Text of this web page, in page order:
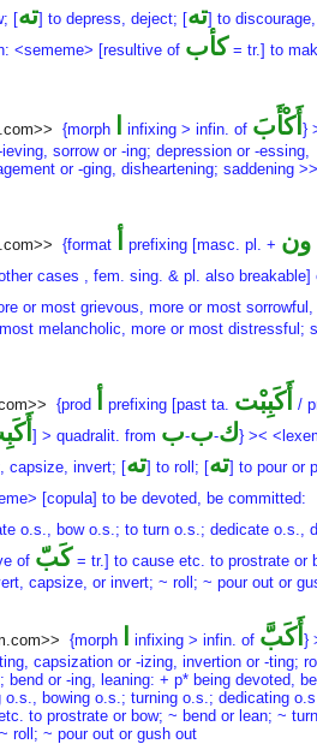
[ته] to depress, deject; [ته] to discourage,
<sememe> [resultive of كأب = tr.] to
{morph infixing > infin. of أَكْأَبَ }
sorrow or -ing; depression or -essing,
or -ging, disheartening; saddening
{format prefixing [masc. pl. + ون
cases , fem. sing. & pl. also breakable]
or most grievous, more or most sorrowful,
melancholic, more or most distressful;
{prod prefixing [past ta. أَكَبِبْت /
] > quadralit. from ك-ب-ب
} ><
capsize, invert; [ته] to roll; [ته] to pour or
[copula] to be devoted, be committed:
o.s., bow o.s.; to turn o.s.; dedicate o.s.,
of كَبّ = tr.] to cause etc. to prostrate or
capsize, or invert; ~ roll; ~ pour out or
{morph infixing > infin. of أَكَبَّ }
capsization or -izing, invertion or -ting;
bend or -ing, leaning: + p* being devoted,
bowing o.s.; turning o.s.; dedicating
to prostrate or bow; ~ bend or lean; ~
roll; ~ pour out or gush out